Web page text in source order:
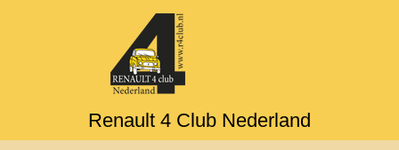
Renault 4 Club Nederland